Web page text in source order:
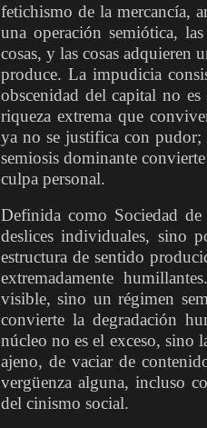
fetichismo de la mercancía,
una operación semiótica,
cosas, y las cosas adquieren
produce. La impudicia
obscenidad del capital no
riqueza extrema que
ya no se justifica con pudor;
semiosis dominante
culpa personal.
Definida como Sociedad
deslices individuales, sino
estructura de sentido
extremadamente
visible, sino un régimen
convierte la degradación
núcleo no es el exceso, sino
ajeno, de vaciar de
vergüenza alguna, incluso
del cinismo social.